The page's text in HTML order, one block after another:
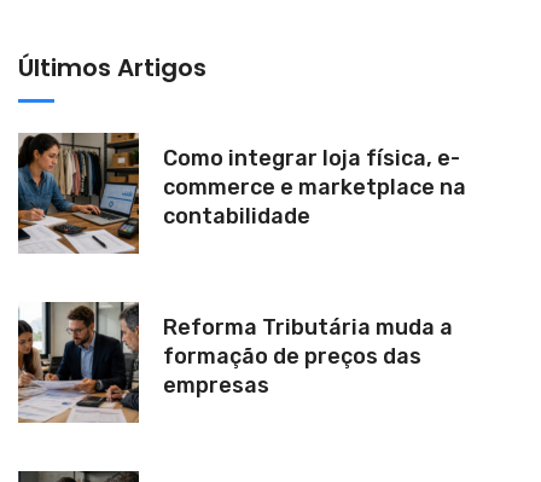
e
:
Últimos Artigos
Como integrar loja física, e-
commerce e marketplace na
contabilidade
Reforma Tributária muda a
formação de preços das
empresas